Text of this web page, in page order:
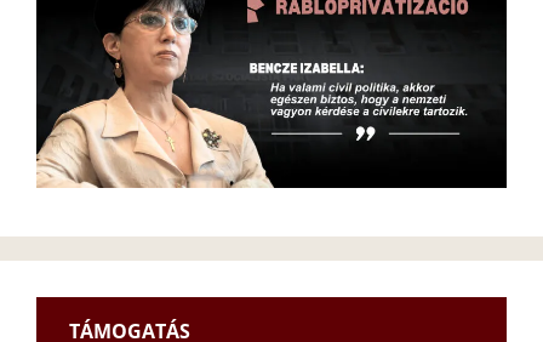
TÁMOGATÁS